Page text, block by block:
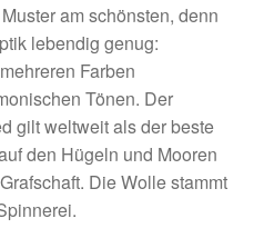
am schönsten, denn
lebendig genug:
Farben
Tönen. Der
gilt weltweit als der beste
den Hügeln und Mooren
Die Wolle stammt